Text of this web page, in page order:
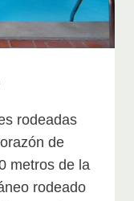
rodeadas
de
metros de la
rodeado